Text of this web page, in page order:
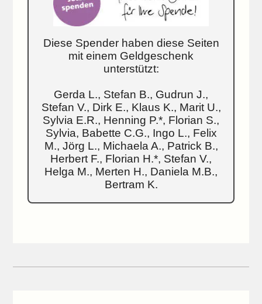
Diese Spender haben diese Seiten
mit einem Geldgeschenk
unterstützt:
Gerda L., Stefan B., Gudrun J.,
Stefan V., Dirk E., Klaus K., Marit U.,
Sylvia E.R., Henning P.*, Florian S.,
Sylvia, Babette C.G., Ingo L., Felix
M., Jörg L., Michaela A., Patrick B.,
Herbert F., Florian H.*, Stefan V.,
Helga M., Merten H., Daniela M.B.,
Bertram K.